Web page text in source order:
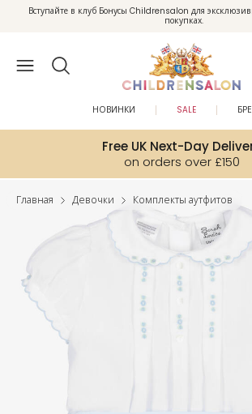
Enjoy 10% off your first order as a little welcome
Вступайте в клуб Бонусы Childrensalon для
покупках.
Free UK Next-Day
on orders over £150
НОВИНКИ SALE
Главная Девочки Комплекты аутфитов